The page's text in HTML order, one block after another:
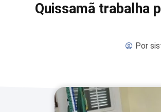
Quissamã trabalha
Por